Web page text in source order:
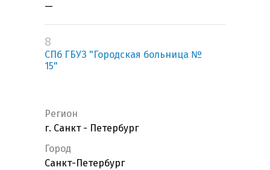
—
8
СПб ГБУЗ "Городская больница №
15"
Регион
г. Санкт - Петербург
Город
Санкт-Петербург